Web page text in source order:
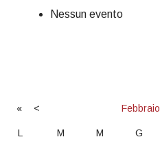
Nessun evento
« < Febbraio
L M M G